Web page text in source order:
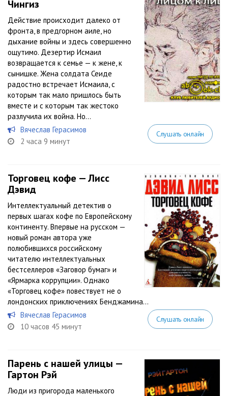
Чингиз
Действие происходит далеко от
фронта, в предгорном аиле, но
дыхание войны и здесь совершенно
ощутимо. Дезертир Исмаил
возвращается к семье — к жене, к
сынишке. Жена солдата Сеиде
радостно встречает Исмаила, с
которым так мало пришлось быть
вместе и с которым так жестоко
разлучила их война. Но...
Вячеслав Герасимов
2 часа 9 минут
Слушать онлайн
Торговец кофе — Лисс
Дэвид
Интеллектуальный детектив о
первых шагах кофе по Европейскому
континенту. Впервые на русском —
новый роман автора уже
полюбившихся российскому
читателю интеллектуальных
бестселлеров «Заговор бумаг» и
«Ярмарка коррупции». Однако
«Торговец кофе» повествует не о
лондонских приключениях Бенджамина...
Вячеслав Герасимов
10 часов 45 минут
Слушать онлайн
Парень с нашей улицы —
Гартон Рэй
Люди из пригорода маленького